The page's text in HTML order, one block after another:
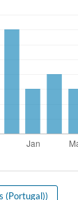
(Portugal))